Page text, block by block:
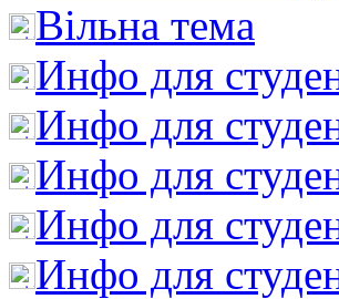
Вільна тема
Инфо для
Инфо для
Инфо для
Инфо для
Инфо для